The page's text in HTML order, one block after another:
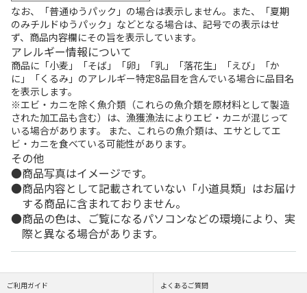
なお、「普通ゆうパック」の場合は表示しません。また、「夏期
のみチルドゆうパック」などとなる場合は、記号での表示はせ
ず、商品内容欄にその旨を表示しています。
アレルギー情報について
商品に「小麦」「そば」「卵」「乳」「落花生」「えび」「か
に」「くるみ」のアレルギー特定8品目を含んでいる場合に品目名
を表示します。
※エビ・カニを除く魚介類（これらの魚介類を原材料として製造
された加工品も含む）は、漁獲漁法によりエビ・カニが混じって
いる場合があります。 また、これらの魚介類は、エサとしてエ
ビ・カニを食べている可能性があります。
その他
商品写真はイメージです。
商品内容として記載されていない「小道具類」はお届け
する商品に含まれておりません。
商品の色は、ご覧になるパソコンなどの環境により、実
際と異なる場合があります。
ご利用ガイド よくあるご質問